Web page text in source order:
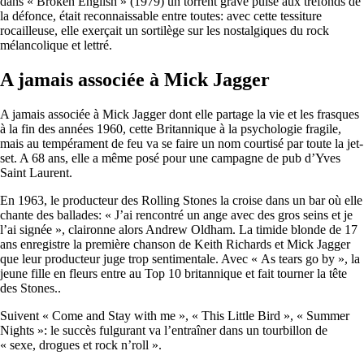
la défonce, était reconnaissable entre toutes: avec cette tessiture
rocailleuse, elle exerçait un sortilège sur les nostalgiques du rock
mélancolique et lettré.
A jamais associée à Mick Jagger
A jamais associée à Mick Jagger dont elle partage la vie et les frasques
à la fin des années 1960, cette Britannique à la psychologie fragile,
mais au tempérament de feu va se faire un nom courtisé par toute la jet-
set. A 68 ans, elle a même posé pour une campagne de pub d’Yves
Saint Laurent.
En 1963, le producteur des Rolling Stones la croise dans un bar où elle
chante des ballades: « J’ai rencontré un ange avec des gros seins et je
l’ai signée », claironne alors Andrew Oldham. La timide blonde de 17
ans enregistre la première chanson de Keith Richards et Mick Jagger
que leur producteur juge trop sentimentale. Avec « As tears go by », la
jeune fille en fleurs entre au Top 10 britannique et fait tourner la tête
des Stones..
Suivent « Come and Stay with me », « This Little Bird », « Summer
Nights »: le succès fulgurant va l’entraîner dans un tourbillon de
« sexe, drogues et rock n’roll ».